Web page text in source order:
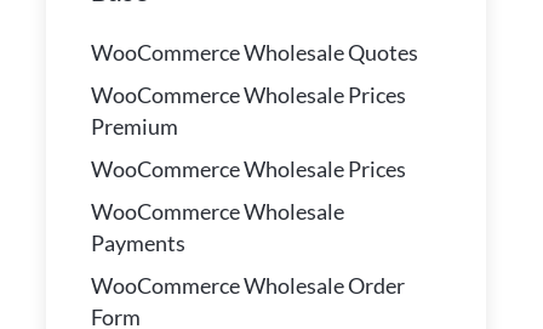
WooCommerce Wholesale Quotes
WooCommerce Wholesale Prices
Premium
WooCommerce Wholesale Prices
WooCommerce Wholesale
Payments
WooCommerce Wholesale Order
Form